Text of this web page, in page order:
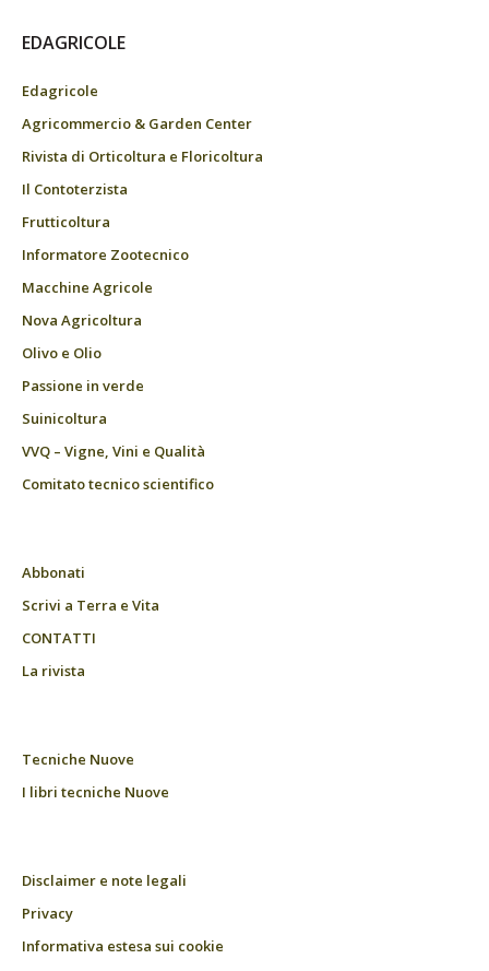
EDAGRICOLE
Edagricole
Agricommercio & Garden Center
Rivista di Orticoltura e Floricoltura
Il Contoterzista
Frutticoltura
Informatore Zootecnico
Macchine Agricole
Nova Agricoltura
Olivo e Olio
Passione in verde
Suinicoltura
VVQ – Vigne, Vini e Qualità
Comitato tecnico scientifico
Abbonati
Scrivi a Terra e Vita
CONTATTI
La rivista
Tecniche Nuove
I libri tecniche Nuove
Disclaimer e note legali
Privacy
Informativa estesa sui cookie